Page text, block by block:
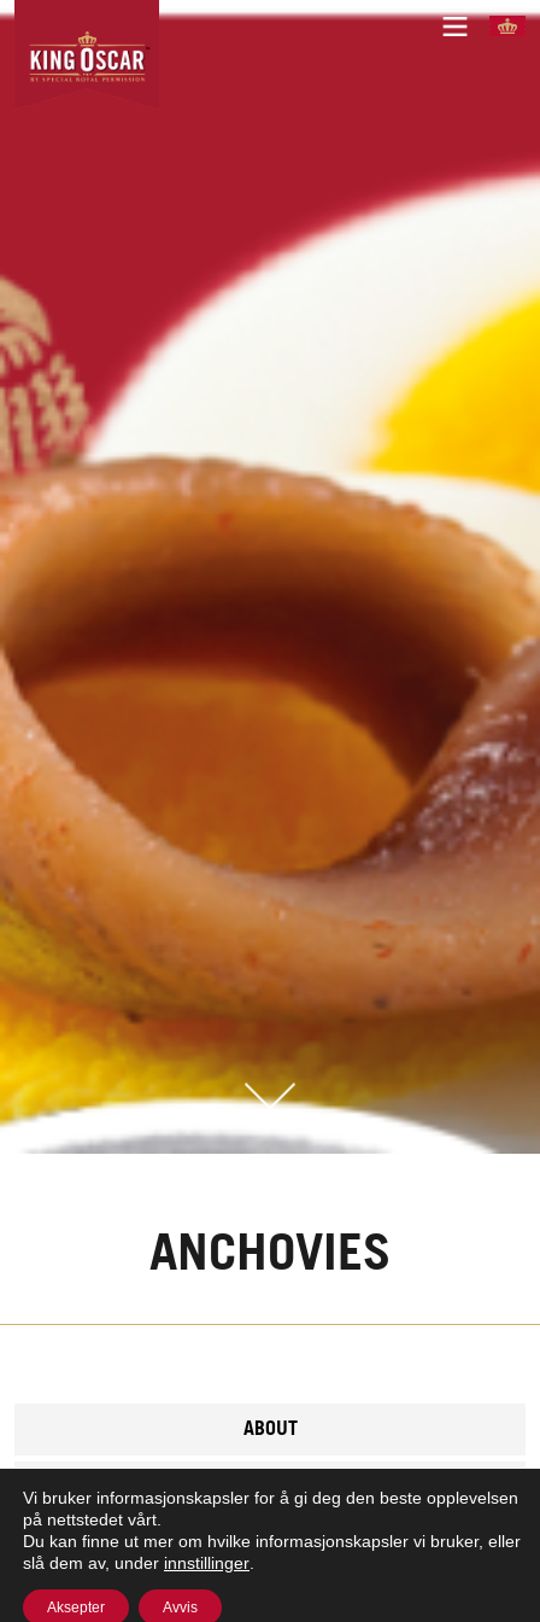
ANCHOVIES
ABOUT
INGREDIENTS
NUTRITION
Vi bruker informasjonskapsler for å gi deg den beste opplevelsen
på nettstedet vårt.
Du kan finne ut mer om hvilke informasjonskapsler vi bruker, eller
slå dem av, under innstillinger
Aksepter Avvis